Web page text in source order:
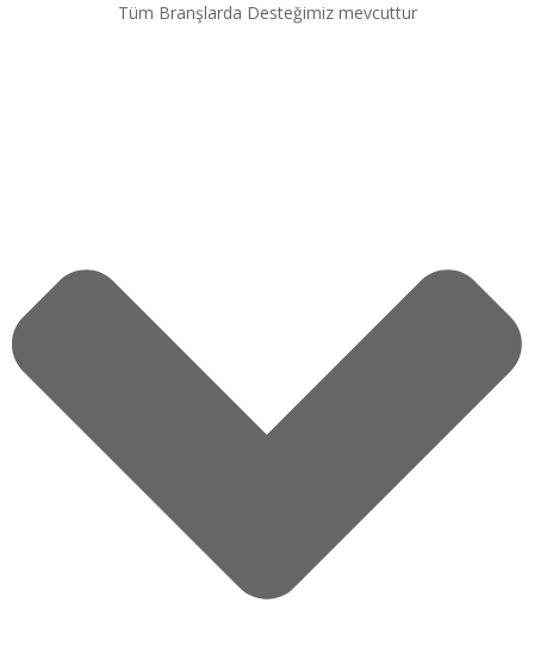
Tüm Branşlarda Desteğimiz mevcuttur